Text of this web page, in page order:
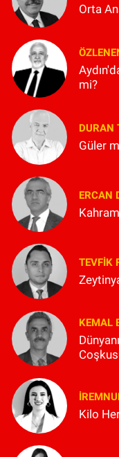
Orta
mi?
DURAN
Güler
ERCAN
TEVFIK
KEMAL
Kilo